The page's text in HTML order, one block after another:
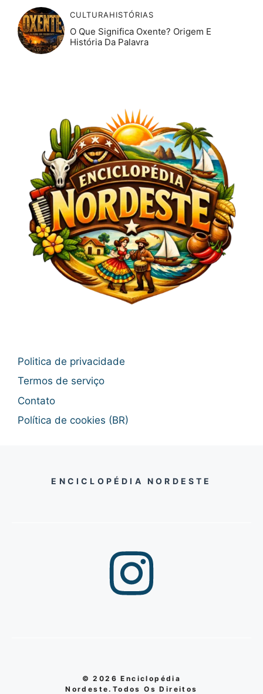
CULTURAHISTÓRIAS
O Que Significa Oxente? Origem E
História Da Palavra
Politica de privacidade
Termos de serviço
Contato
Política de cookies (BR)
ENCICLOPÉDIA NORDESTE
© 2026 Enciclopédia
Nordeste.Todos Os Direitos